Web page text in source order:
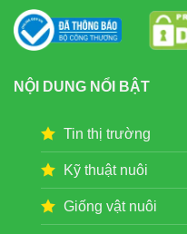
NỘI DUNG NỔI BẬT
Tin thị trường
Kỹ thuật nuôi
Giống vật nuôi